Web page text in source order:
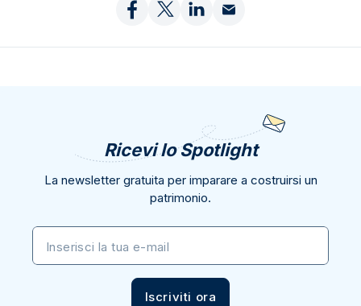
Ricevi lo Spotlight
La newsletter gratuita per imparare a costruirsi un
patrimonio.
Inserisci la tua e-mail
Iscriviti ora